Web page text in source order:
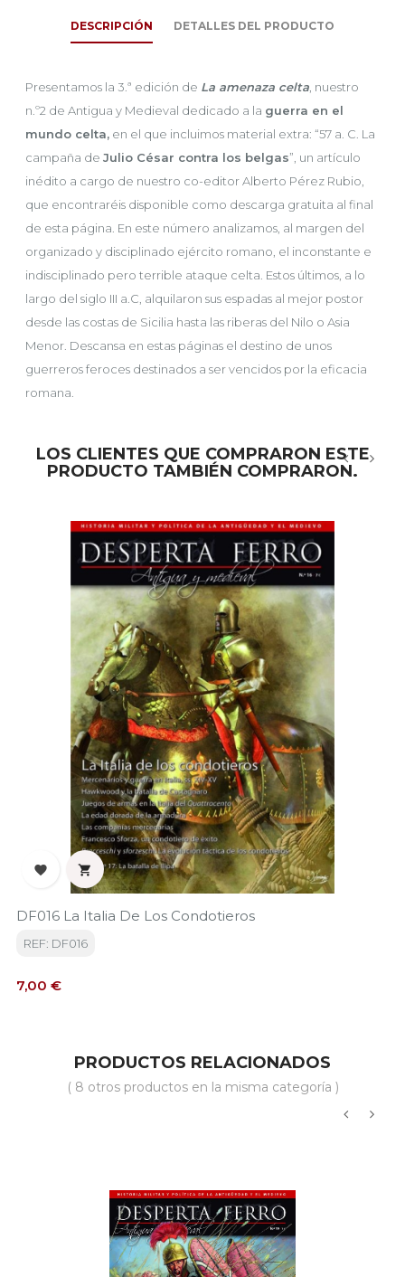
DESCRIPCIÓN DETALLES DEL PRODUCTO
Presentamos la 3.ª edición de La amenaza celta , nuestro
n.º2 de Antigua y Medieval dedicado a la guerra en el
mundo celta, en el que incluimos material extra: “57 a. C. La
campaña de Julio César contra los belgas”, un artículo
inédito a cargo de nuestro co-editor Alberto Pérez Rubio,
que encontraréis disponible como descarga gratuita al final
de esta página. En este número analizamos, al margen del
organizado y disciplinado ejército romano, el inconstante e
indisciplinado pero terrible ataque celta. Estos últimos, a lo
largo del siglo III a.C, alquilaron sus espadas al mejor postor
desde las costas de Sicilia hasta las riberas del Nilo o Asia
Menor. Descansa en estas páginas el destino de unos
guerreros feroces destinados a ser vencidos por la eficacia
romana.
LOS CLIENTES QUE COMPRARON ESTE
PRODUCTO TAMBIÉN COMPRARON.
 
DF016 La Italia De Los Condotieros
REF: DF016
Precio
7,00 €
PRODUCTOS RELACIONADOS
( 8 otros productos en la misma categoría )